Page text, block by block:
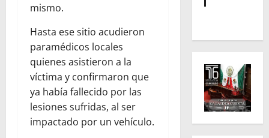
mismo.
Hasta ese sitio acudieron
paramédicos locales
quienes asistieron a la
víctima y confirmaron que
ya había fallecido por las
lesiones sufridas, al ser
impactado por un vehículo.